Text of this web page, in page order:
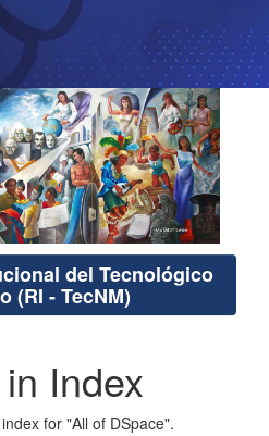
del Tecnológico
(RI - TecNM)
Index
for "All of DSpace".